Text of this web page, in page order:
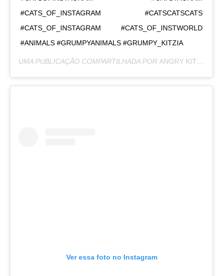
#CATS_OF_INSTAGRAM #CATSCATSCATS
#CATS_OF_INSTAGRAM #CATS_OF_INSTWORLD
#ANIMALS #GRUMPYANIMALS #GRUMPY_KITZIA
UMA PUBLICAÇÃO COMPARTILHADA POR ANGRY KITZIA
Ver essa foto no Instagram